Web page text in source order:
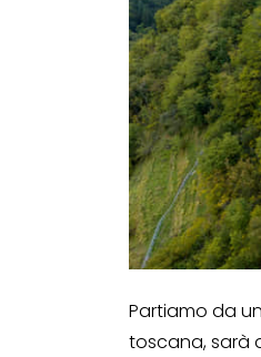
Partiamo da
toscana, sarà